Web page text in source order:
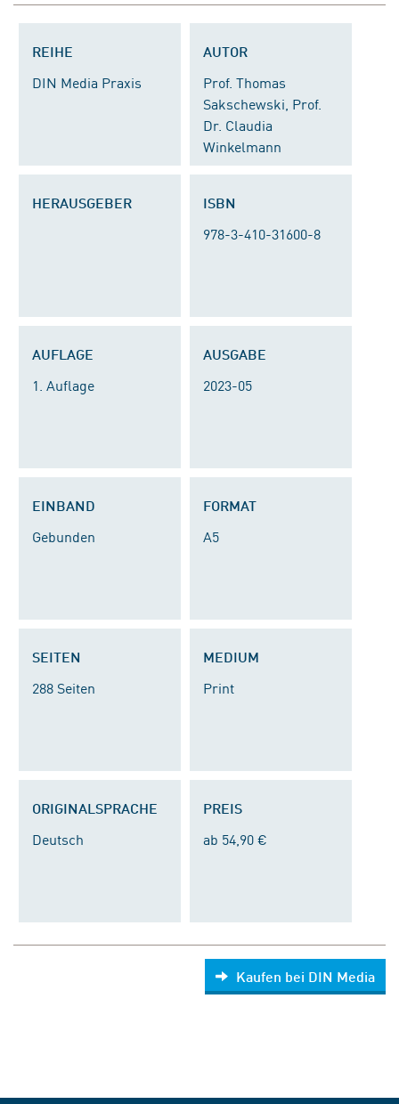
REIHE
DIN Media Praxis
AUTOR
Prof. Thomas
Sakschewski, Prof.
Dr. Claudia
Winkelmann
HERAUSGEBER ISBN
978-3-410-31600-8
AUFLAGE
1. Auflage
AUSGABE
2023-05
EINBAND
Gebunden
FORMAT
A5
SEITEN
288 Seiten
MEDIUM
Print
ORIGINALSPRACHE
Deutsch
PREIS
ab 54,90 €
Kaufen bei DIN Media